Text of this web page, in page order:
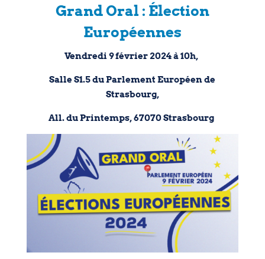
Grand Oral : Élection
Européennes
Vendredi 9 février 2024 à 10h,
Salle S1.5 du Parlement Européen de
Strasbourg,
All. du Printemps, 67070 Strasbourg